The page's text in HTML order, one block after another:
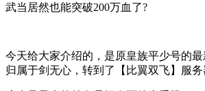
武当居然也能突破200万血了?
今天给大家介绍的，是原皇族平少号的
归属于剑无心，转到了【比翼双飞】服务